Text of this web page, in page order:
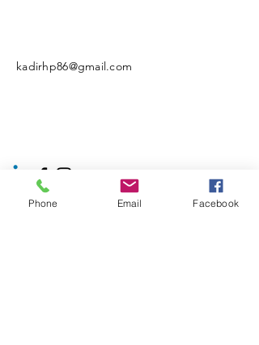
kadirhp86@gmail.com
Phone Email Facebook